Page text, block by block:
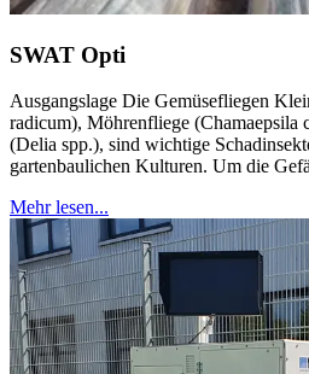
SWAT Opti
Ausgangslage Die Gemüsefliegen
radicum), Möhrenfliege (Chamaepsila
(Delia spp.), sind wichtige
gartenbaulichen Kulturen. Um die
Mehr lesen...